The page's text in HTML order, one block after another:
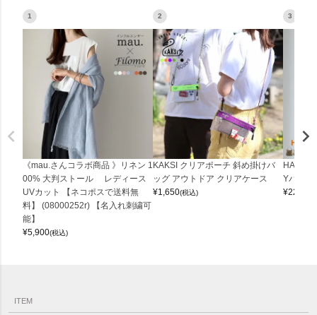
1
《mau.さんコラボ商品 》リネン 1
00% 大判ストール レディース
UVカット 【ネコポスで送料無
料】 (08000252r) 【名入れ刺繍可
能】
¥5,900(税込)
2
KAKSI クリアポーチ 斜め掛けバ
ッグ アウトドア クリアケース
¥1,650(税込)
3
Yバッグ
¥22,000
ITEM